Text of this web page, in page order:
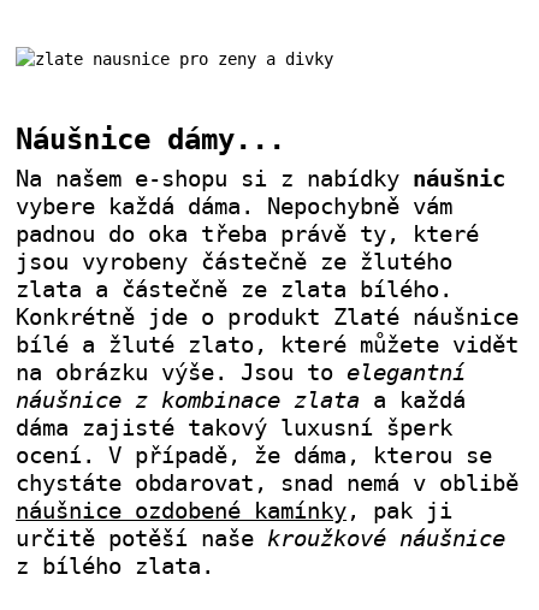
Náušnice dámy...
Na našem e-shopu si z nabídky náušnic
vybere každá dáma. Nepochybně vám
padnou do oka třeba právě ty, které
jsou vyrobeny částečně ze žlutého
zlata a částečně ze zlata bílého.
Konkrétně jde o produkt Zlaté náušnice
bílé a žluté zlato, které můžete vidět
na obrázku výše. Jsou to elegantní
náušnice z kombinace zlata a každá
dáma zajisté takový luxusní šperk
ocení. V případě, že dáma, kterou se
chystáte obdarovat, snad nemá v oblibě
náušnice ozdobené kamínky, pak ji
určitě potěší naše kroužkové náušnice
z bílého zlata.